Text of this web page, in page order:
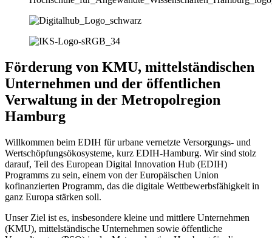
Förderung von KMU, mittelständischen
Unternehmen und der öffentlichen
Verwaltung in der Metropolregion
Hamburg
Willkommen beim EDIH für urbane vernetzte Versorgungs- und
Wertschöpfungsökosysteme, kurz EDIH-Hamburg. Wir sind stolz
darauf, Teil des European Digital Innovation Hub (EDIH)
Programms zu sein, einem von der Europäischen Union
kofinanzierten Programm, das die digitale Wettbewerbsfähigkeit in
ganz Europa stärken soll.
Unser Ziel ist es, insbesondere kleine und mittlere Unternehmen
(KMU), mittelständische Unternehmen sowie öffentliche